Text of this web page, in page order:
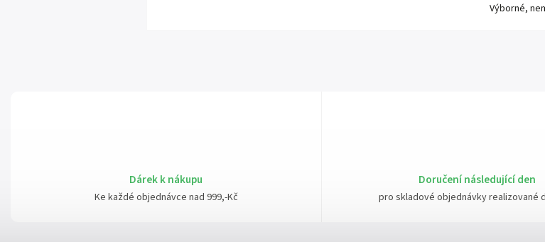
Dárek k nákupu
Ke každé objednávce nad 999,-Kč
Doručení následující den
pro skladové objednávky realizované
Výborné,